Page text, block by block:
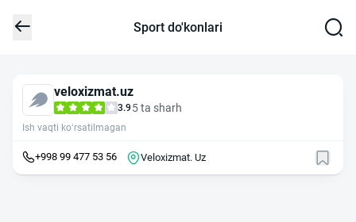
Sport do'konlari
veloxizmat.uz
3.9 5 ta sharh
Ish vaqti ko‘rsatilmagan
+998 99 477 53 56 Veloxizmat. Uz